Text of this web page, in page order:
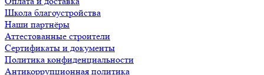
Школа благоустройства
Наши партнёры
Аттестованные строители
Сертификаты и документы
Политика конфиденциальности
Антикоррупционная политика